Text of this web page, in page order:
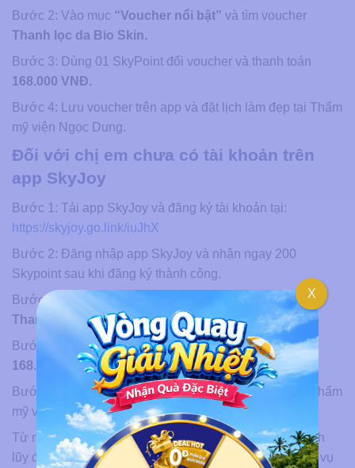
Bước 2: Vào mục “Voucher nổi bật” và tìm voucher
Thanh lọc da Bio Skin.
Bước 3: Dùng 01 SkyPoint đổi voucher và thanh toán
168.000 VNĐ.
Bước 4: Lưu voucher trên app và đặt lịch làm đẹp tại Thẩm
mỹ viện Ngọc Dung.
Đối với chị em chưa có tài khoản trên
app SkyJoy
Bước 1: Tải app SkyJoy và đăng ký tài khoản tại:
https://skyjoy.go.link/iuJhX
Bước 2: Đăng nhập app SkyJoy và nhận ngay 200
Skypoint sau khi đăng ký thành công.
Bước 3: Vào mục
và tìm voucher
Thanh lọc da Bio Skin.
Bước 4: Dùng 01 SkyPoint đổi voucher và thanh toán
168.000 VNĐ.
Bước 5: Lưu voucher trên app và đặt lịch làm đẹp tại Thẩm
mỹ viện Ngọc Dung.
Từ nay, mỗi chuyến bay cùng Vietjet không chỉ giúp tích
lũy điểm thưởng mà còn mở ra cơ hội trải nghiệm dịch vụ
X